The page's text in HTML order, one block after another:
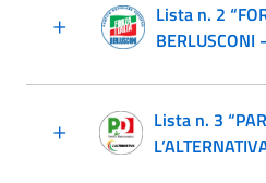
Lista n. 2
BERLUSCONI
Lista n. 3